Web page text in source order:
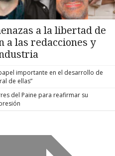
a la libertad de
a las redacciones y
importante en el desarrollo de
de ellas”
del Paine para reafirmar su